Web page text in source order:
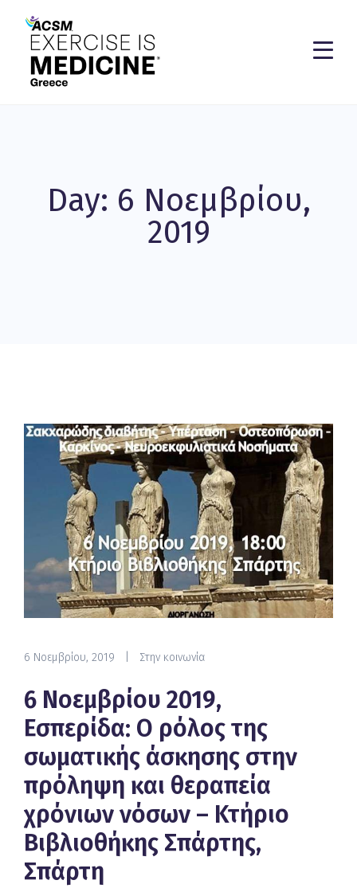
Day: 6 Νοεμβρίου,
2019
6 Νοεμβρίου, 2019 Στην κοινωνία
6 Νοεμβρίου 2019,
Εσπερίδα: Ο ρόλος της
σωματικής άσκησης στην
πρόληψη και θεραπεία
χρόνιων νόσων – Κτήριο
Βιβλιοθήκης Σπάρτης,
Σπάρτη